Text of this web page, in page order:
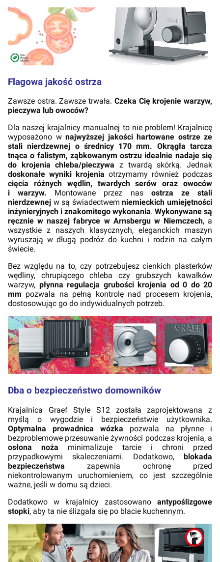
Flagowa jakość ostrza
Zawsze ostra. Zawsze trwała. Czeka Cię krojenie warzyw,
pieczywa lub owoców?
Dla naszej krajalnicy manualnej to nie problem! Krajalnicę
wyposażono w najwyższej jakości hartowane ostrze ze
stali nierdzewnej o średnicy 170 mm. Okrągła tarcza
tnąca o falistym, ząbkowanym ostrzu idealnie nadaje się
do krojenia chleba/pieczywa z twardą skórką. Jednak
doskonałe wyniki krojenia otrzymamy również podczas
cięcia różnych wędlin, twardych serów oraz owoców
i warzyw. Montowane przez nas ostrza ze stali
nierdzewnej w są świadectwemniemieckich umiejętności
inżynieryjnych i znakomitego wykonania. Wykonywane są
ręcznie w naszej fabryce w Arnsbergu w Niemczech, a
wszystkie z naszych klasycznych, eleganckich maszyn
wyruszają w długą podróż do kuchni i rodzin na całym
świecie.
Bez względu na to, czy potrzebujesz cienkich plasterków
wędliny, chrupiącego chleba czy grubszych kawałków
warzyw, płynna regulacja grubości krojenia od 0 do 20
mm pozwala na pełną kontrolę nad procesem krojenia,
dostosowując go do indywidualnych potrzeb.
Dba o bezpieczeństwo domowników
Krajalnica Graef Style S12 została zaprojektowana z
myślą o wygodzie i bezpieczeństwie użytkownika.
Optymalna prowadnica wózka pozwala na płynne i
bezproblemowe przesuwanie żywności podczas krojenia, a
osłona noża minimalizuje tarcie i chroni przed
przypadkowymi skaleczeniami. Dodatkowo, blokada
bezpieczeństwa zapewnia ochronę przed
niekontrolowanym uruchomieniem, co jest szczególnie
ważne, jeśli w domu są dzieci.
Dodatkowo w krajalnicy zastosowano antypoślizgowe
stopki, aby ta nie ślizgała się po blacie kuchennym.